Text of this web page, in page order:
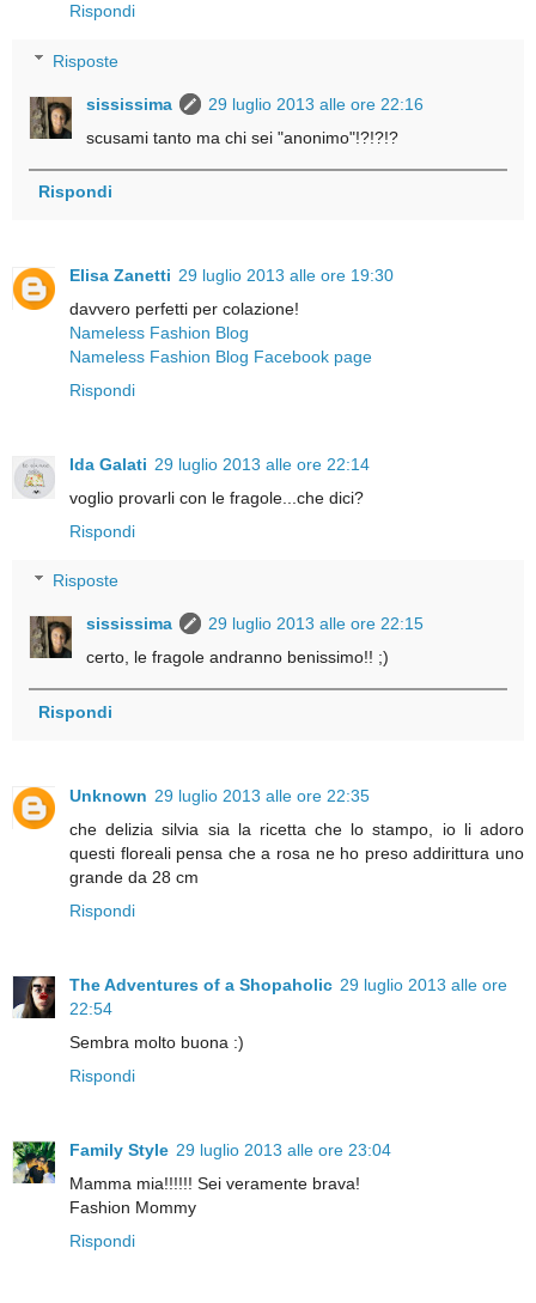
Rispondi
Risposte
sississima
29 luglio 2013 alle ore 22:16
scusami tanto ma chi sei "anonimo"!?!?!?
Rispondi
Elisa Zanetti 29 luglio 2013 alle ore 19:30
davvero perfetti per colazione!
Nameless Fashion Blog
Nameless Fashion Blog Facebook page
Rispondi
Ida Galati 29 luglio 2013 alle ore 22:14
voglio provarli con le fragole...che dici?
Rispondi
Risposte
sississima
29 luglio 2013 alle ore 22:15
certo, le fragole andranno benissimo!! ;)
Rispondi
Unknown 29 luglio 2013 alle ore 22:35
che delizia silvia sia la ricetta che lo stampo, io li adoro
questi floreali pensa che a rosa ne ho preso addirittura uno
grande da 28 cm
Rispondi
The Adventures of a Shopaholic 29 luglio 2013 alle ore
22:54
Sembra molto buona :)
Rispondi
Family Style 29 luglio 2013 alle ore 23:04
Mamma mia!!!!!! Sei veramente brava!
Fashion Mommy
Rispondi